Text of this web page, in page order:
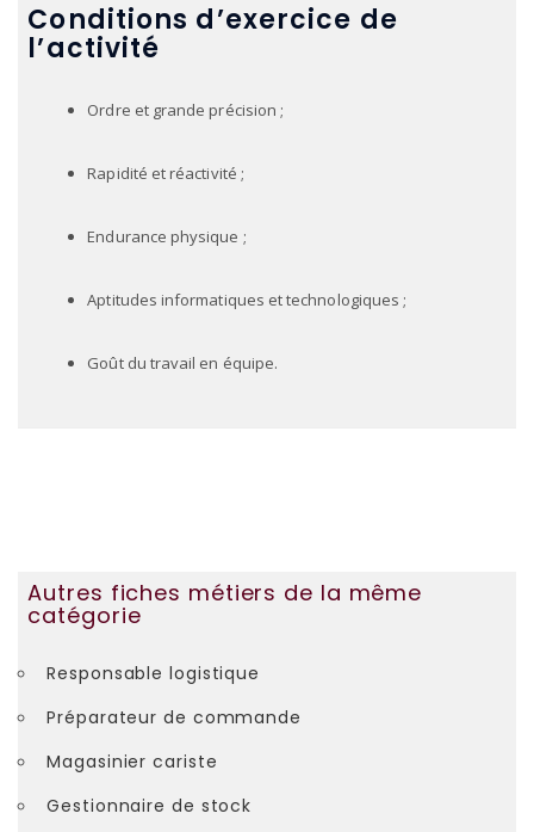
Conditions d’exercice de
l’activité
Ordre et grande précision ;
Rapidité et réactivité ;
Endurance physique ;
Aptitudes informatiques et technologiques ;
Goût du travail en équipe.
Autres fiches métiers de la même
catégorie
Responsable logistique
Préparateur de commande
Magasinier cariste
Gestionnaire de stock